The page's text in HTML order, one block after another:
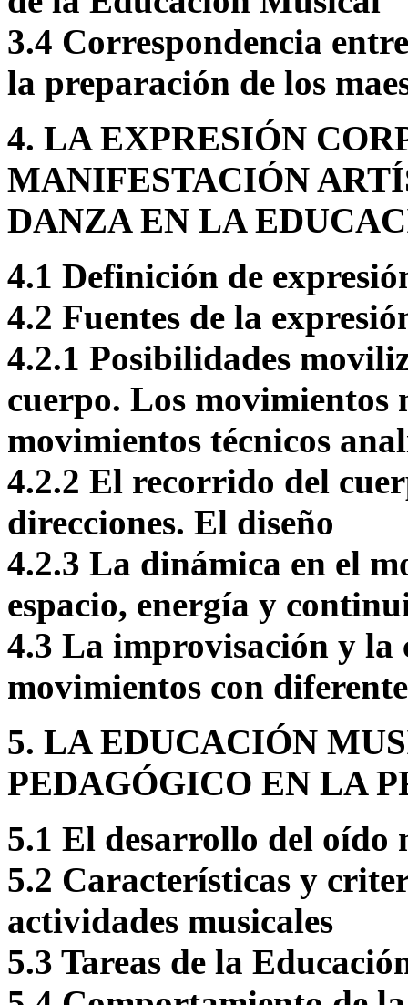
3.4 Correspondencia
la preparación de los
4. LA EXPRESIÓN
MANIFESTACIÓN
DANZA EN LA
4.1 Definición de
4.2 Fuentes de la
4.2.1 Posibilidades
cuerpo. Los movimientos
movimientos técnicos
4.2.2 El recorrido del
direcciones. El diseño
4.2.3 La dinámica en el
espacio, energía y
4.3 La improvisación y la
movimientos con
5. LA EDUCACIÓN
PEDAGÓGICO EN LA
5.1 El desarrollo del oído
5.2 Características y
actividades musicales
5.3 Tareas de la